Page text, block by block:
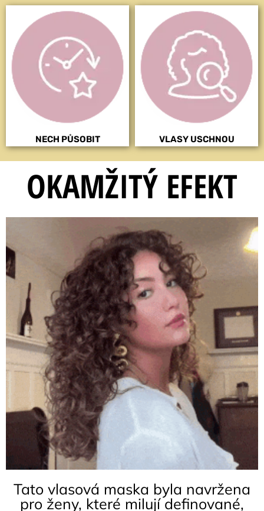
NECH PŮSOBIT VLASY USCHNOU
OKAMŽITÝ EFEKT
Tato vlasová maska byla navržena
pro ženy, které milují definované,